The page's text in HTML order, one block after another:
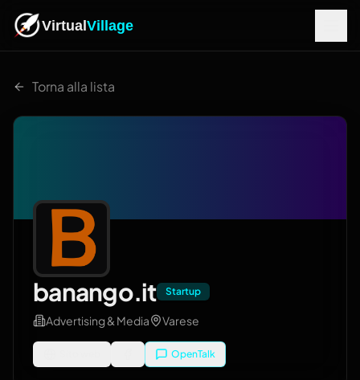
VirtualVillage
Torna alla lista
banango.it Startup
Advertising & Media Varese
OpenTalk